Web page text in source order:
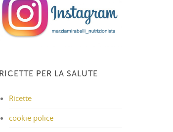
RICETTE PER LA SALUTE
Ricette
cookie police